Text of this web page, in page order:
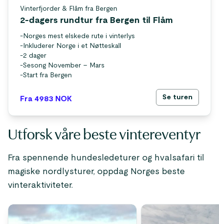
Vinterfjorder & Flåm fra Bergen
2-dagers rundtur fra Bergen til Flåm
- Norges mest elskede rute i vinterlys
- Inkluderer Norge i et Nøtteskall
-2 dager
-Sesong November – Mars
-Start fra Bergen
Fra 4983 NOK Se turen
Utforsk våre beste vintereventyr
Fra spennende hundesledeturer og hvalsafari til
magiske nordlysturer, oppdag Norges beste
vinteraktiviteter.